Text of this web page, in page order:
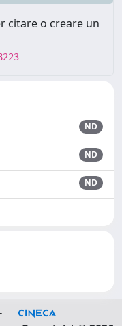
citare o creare un
ND
ND
ND